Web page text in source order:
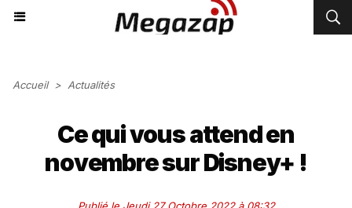
Accueil > Actualités
Ce qui vous attend en
novembre sur Disney+ !